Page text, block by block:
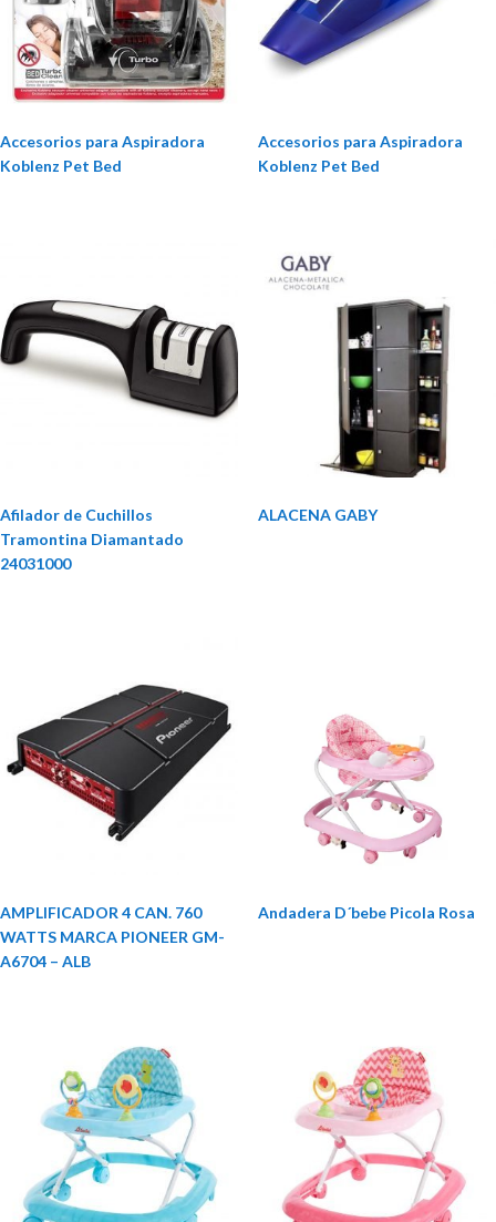
Accesorios para Aspiradora
Koblenz Pet Bed
Accesorios para Aspiradora
Koblenz Pet Bed
Afilador de Cuchillos
Tramontina Diamantado
24031000
ALACENA GABY
AMPLIFICADOR 4 CAN. 760
WATTS MARCA PIONEER GM-
A6704 – ALB
Andadera D´bebe Picola Rosa